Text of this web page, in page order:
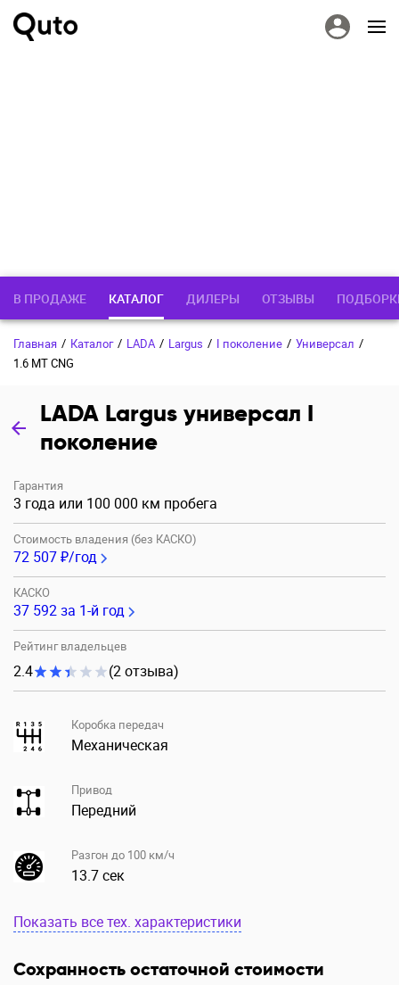
В ПРОДАЖЕ КАТАЛОГ ДИЛЕРЫ ОТЗЫВЫ
Главная / Каталог / LADA / Largus / I поколение / Универсал /
1.6 MT CNG
LADA Largus универсал I
поколение
Гарантия
3 года или 100 000 км пробега
Стоимость владения (без КАСКО)
72 507 ₽/год
КАСКО
37 592за 1-й год
Рейтинг владельцев
2.4 (2 отзыва)
Коробка передач
Механическая
Привод
Передний
Разгон до 100 км/ч
13.7 сек
Показать все тех. характеристики
Сохранность остаточной стоимости